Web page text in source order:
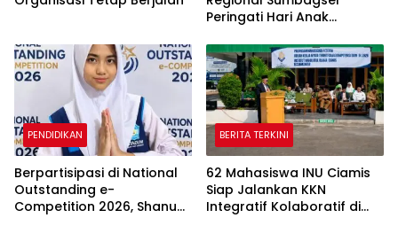
Peringati Hari Anak
Edukasi Perlindungan Anak
dan Penguatan Posyandu
PENDIDIKAN
Berpartisipasi di National
Outstanding e-
Competition 2026, Shanum
BERITA TERKINI
62 Mahasiswa INU Ciamis
Siap Jalankan KKN
Integratif Kolaboratif di